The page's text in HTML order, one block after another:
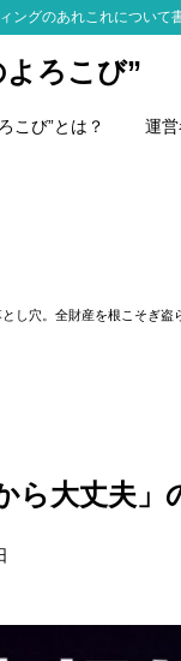
グのあれこれについて
ろこび”
こび”とは？ 運
とし穴。全財産を根こそぎ盗
ら大丈夫